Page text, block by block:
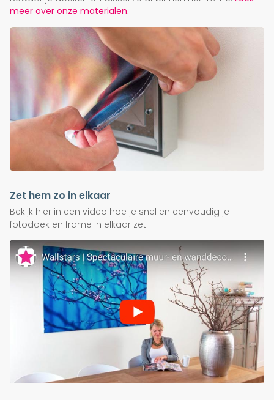
meer over onze materialen.
Zet hem zo in elkaar
Bekijk hier in een video hoe je snel en eenvoudig je
fotodoek en frame in elkaar zet.